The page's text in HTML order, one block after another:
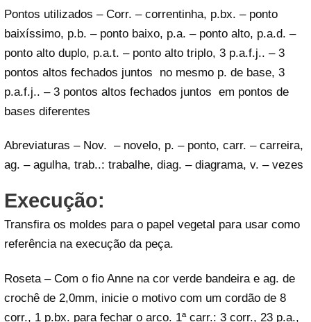
Pontos utilizados – Corr. – correntinha, p.bx. – ponto
baixíssimo, p.b. – ponto baixo, p.a. – ponto alto, p.a.d. –
ponto alto duplo, p.a.t. – ponto alto triplo, 3 p.a.f.j.. – 3
pontos altos fechados juntos no mesmo p. de base, 3
p.a.f.j.. – 3 pontos altos fechados juntos em pontos de
bases diferentes
Abreviaturas – Nov. – novelo, p. – ponto, carr. – carreira,
ag. – agulha, trab..: trabalhe, diag. – diagrama, v. – vezes
Execução:
Transfira os moldes para o papel vegetal para usar como
referência na execução da peça.
Roseta – Com o fio Anne na cor verde bandeira e ag. de
crochê de 2,0mm, inicie o motivo com um cordão de 8
corr., 1 p.bx. para fechar o arco. 1ª carr.: 3 corr., 23 p.a.,